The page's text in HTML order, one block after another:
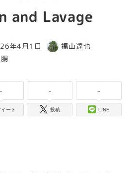
and Lavage
日
年4月1日
著
福山達也
ゴリー
-
イート
-
投稿
-
LINE